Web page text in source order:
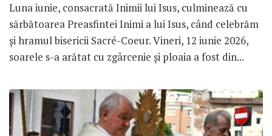
Luna iunie, consacrată Inimii lui Isus, culminează cu
sărbătoarea Preasfintei Inimi a lui Isus, când celebrăm
și hramul bisericii Sacré-Coeur. Vineri, 12 iunie 2026,
soarele s-a arătat cu zgârcenie și ploaia a fost din...